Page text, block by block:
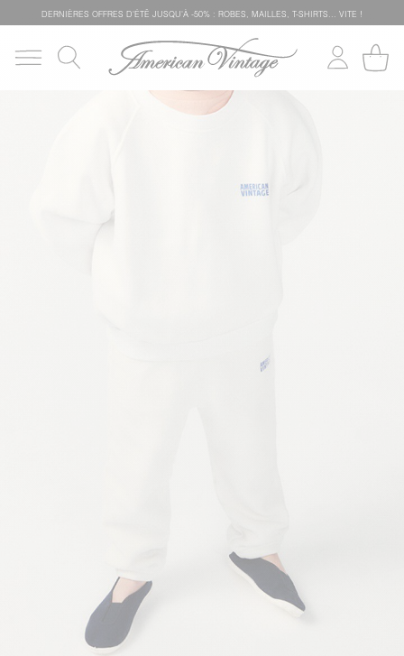
DERNIÈRES OFFRES D'ÉTÊ JUSQU'À -50% : ROBES, MAILLES, T-SHIRTS... VITE !